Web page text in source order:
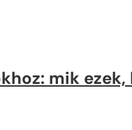
mik ezek,